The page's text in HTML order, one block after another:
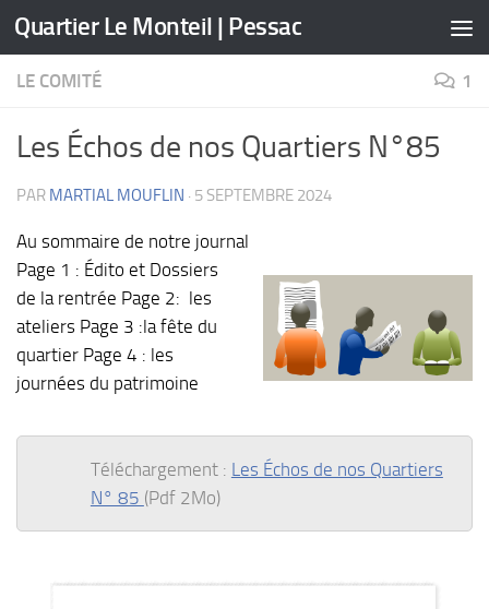
Skip to content
Quartier Le Monteil | Pessac
LE COMITÉ 1
Les Échos de nos Quartiers N°85
PAR MARTIAL MOUFLIN · 5 SEPTEMBRE 2024
Au sommaire de notre journal
Page 1 : Édito et Dossiers
de la rentrée Page 2: les
ateliers Page 3 :la fête du
quartier Page 4 : les
journées du patrimoine
Téléchargement : Les Échos de nos Quartiers
N° 85 (Pdf 2Mo)